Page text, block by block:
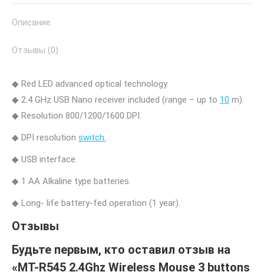
3
blue
Описание
Отзывы (0)
◆ Red LED advanced optical technology.
◆ 2.4 GHz USB Nano receiver included (range – up to 10 m).
◆ Resolution 800/1200/1600 DPI.
◆ DPI resolution switch.
◆ USB interface.
◆ 1 AA Alkaline type batteries.
◆ Long- life battery-fed operation (1 year).
Отзывы
Будьте первым, кто оставил отзыв на
«MT-R545 2.4Ghz Wireless Mouse 3 buttons